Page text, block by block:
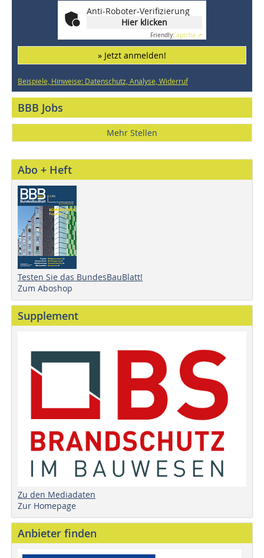
Anti-Roboter-Verifizierung
Hier klicken
FriendlyCaptcha ⇗
» Jetzt anmelden!
Beispiele, Hinweise: Datenschutz, Analyse, Widerruf
BBB Jobs
Mehr Stellen
Abo + Heft
Testen Sie das BundesBauBlatt!
Zum Aboshop
Supplement
Zu den Mediadaten
Zur Homepage
Anbieter finden